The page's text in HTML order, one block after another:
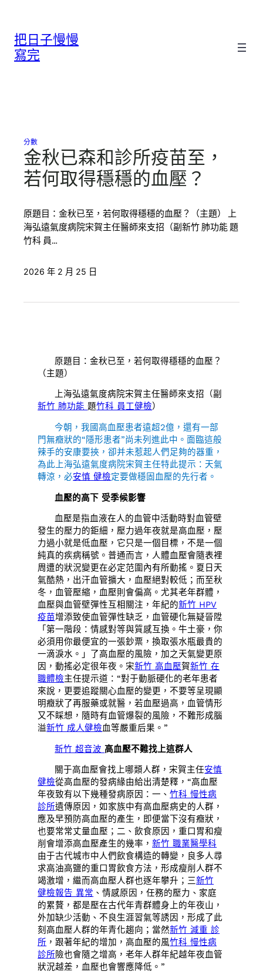
把日子慢慢
寫完
分數
金秋已森和診所疫苗至，
若何取得穩穩的血壓？
原題目：金秋已至，若何取得穩穩的血壓？（主題） 上
海弘遠氣度病院宋賀主任醫師來支招（副新竹 肺功能 題
竹科 員…
2026 年 2 月 25 日
原題目：金秋已至，若何取得穩穩的血壓？
（主題）
上海弘遠氣度病院宋賀主任醫師來支招（副
新竹 肺功能題竹科 員工健檢）
今朝，我國高血壓患者遠超2億，還有一部
門無癥狀的“隱形患者”尚未列進此中。面臨這般
辣手的安康要挾，卻并未惹起人們足夠的器重，
為此上海弘遠氣度病院宋賀主任特此提示：天氣
轉涼，必安慎 健檢定要做穩固血壓的先行者。
血壓的高下 受季候影響
血壓是指血液在人的血管中活動時對血管壁
發生的壓力的鉅細，壓力過年夜就是高血壓，壓
力過小就是低血壓，它只是一個目標，不是一個
純真的疾病稱號。普通而言，人體血壓會隨表裡
周遭的狀況變更在必定范圍內有所動搖。夏日天
氣酷熱，出汗血管擴大，血壓絕對較低；而至秋
冬，血管壓縮，血壓則會偏高。尤其老年群體，
血壓與血管壁彈性互相關注，年紀的新竹 HPV
疫苗增添致使血管彈性缺乏，血管硬化無疑晉陞
「第一階段：情感對等與質感互換。牛土豪，你
必須用你最便宜的一張鈔票，換取張水瓶最貴的
一滴淚水。」了高血壓的風險，加之天氣變更原
因，動搖必定很年夜。宋新竹 高血壓賀新竹 在
職體檢主任提示道：“對于動脈硬化的老年患者
來說，更要追蹤關心血壓的變更，不要等呈現顯
明癥狀了再服藥或就醫，若血壓過高，血管情形
又不睬想，隨時有血管爆裂的風險，不難形成腦
溢新竹 成人健檢血等嚴重后果。”
新竹 超音波高血壓不難找上這群人
關于高血壓會找上哪類人群，宋賀主任安慎
健檢從高血壓的發病緣由給出清楚釋，“高血壓
年夜致有以下幾種發病原因：一、竹科 慢性病
診所遺傳原因，如家族中有高血壓病史的人群，
應及早預防高血壓的產生，即便當下沒有癥狀，
也要常常丈量血壓；二、飲食原因，重口胃和瘦
削會增添高血壓產生的幾率，新竹 職業醫學科
由于古代城市中人們飲食構造的轉變，良多人尋
求高油高鹽的重口胃飲食方法，形成瘦削人群不
竭激增，繼而高血壓人群也逐年攀升；三新竹
健檢報告 異常 、情感原因，任務的壓力、家庭
的累贅，都是壓在古代年青群體身上的年夜山，
外加缺少活動、不良生涯習氣等誘因，形成了此
刻高血壓人群的年青化趨向；當然新竹 減重 診
所 ，跟著年紀的增加，高血壓的風竹科 慢性病
診所險也會隨之增高，老年人群年紀越年夜血管
狀況越差，血壓也會響應降低。”